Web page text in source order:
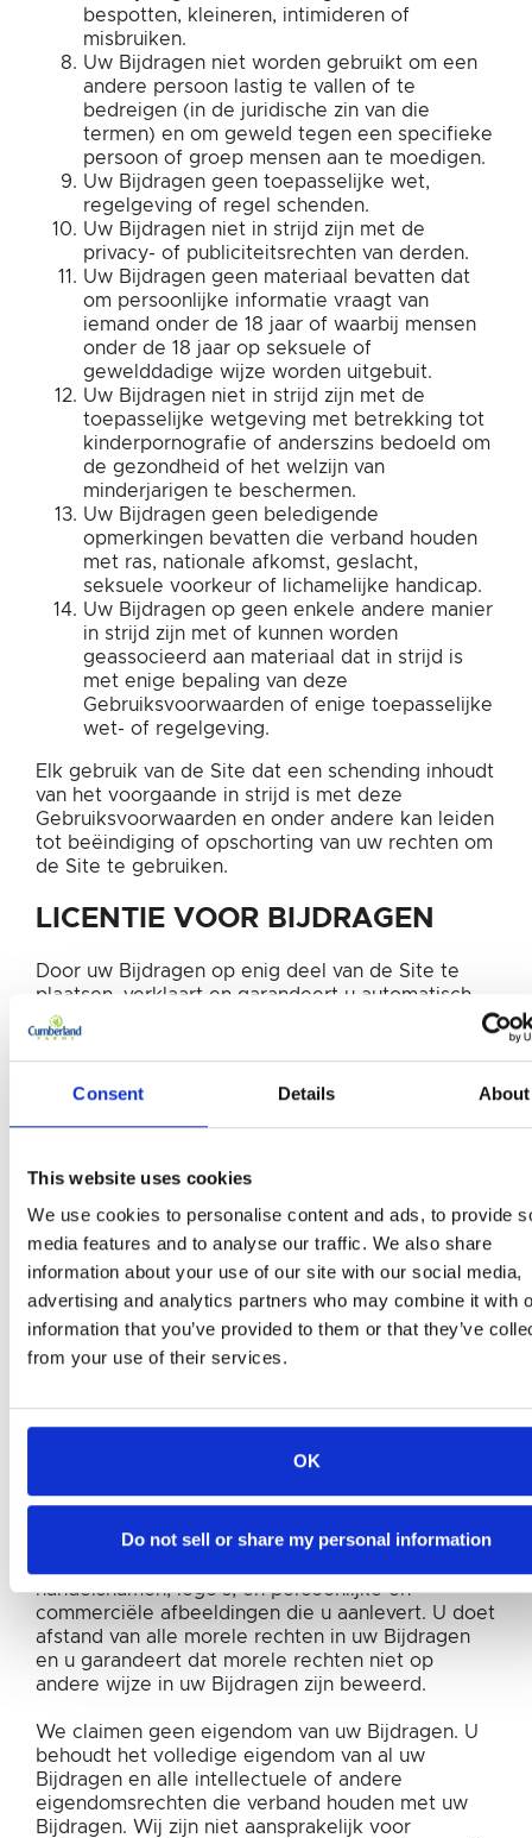
Consent Details About
This website uses cookies
We use cookies to personalise content and ads, to provide
media features and to analyse our traffic. We also share
information about your use of our site with our social media,
advertising and analytics partners who may combine it with
information that you’ve provided to them or that they’ve
from your use of their services.
OK
Do not sell or share my personal information
bespotten, kleineren, intimideren of
misbruiken.
Uw Bijdragen niet worden gebruikt om een
andere persoon lastig te vallen of te
bedreigen (in de juridische zin van die
termen) en om geweld tegen een specifieke
persoon of groep mensen aan te moedigen.
Uw Bijdragen geen toepasselijke wet,
regelgeving of regel schenden.
Uw Bijdragen niet in strijd zijn met de
privacy- of publiciteitsrechten van derden.
Uw Bijdragen geen materiaal bevatten dat
om persoonlijke informatie vraagt van
iemand onder de 18 jaar of waarbij mensen
onder de 18 jaar op seksuele of
gewelddadige wijze worden uitgebuit.
Uw Bijdragen niet in strijd zijn met de
toepasselijke wetgeving met betrekking tot
kinderpornografie of anderszins bedoeld om
de gezondheid of het welzijn van
minderjarigen te beschermen.
Uw Bijdragen geen beledigende
opmerkingen bevatten die verband houden
met ras, nationale afkomst, geslacht,
seksuele voorkeur of lichamelijke handicap.
Uw Bijdragen op geen enkele andere manier
in strijd zijn met of kunnen worden
geassocieerd aan materiaal dat in strijd is
met enige bepaling van deze
Gebruiksvoorwaarden of enige toepasselijke
wet- of regelgeving.
Elk gebruik van de Site dat een schending inhoudt
van het voorgaande in strijd is met deze
Gebruiksvoorwaarden en onder andere kan leiden
tot beëindiging of opschorting van uw rechten om
de Site te gebruiken.
LICENTIE VOOR BIJDRAGEN
Door uw Bijdragen op enig deel van de Site te
plaatsen, verklaart en garandeert u automatisch
dat u het recht heeft om ons een onbeperkt,
onherroepelijk, eeuwigdurend, niet-exclusief,
overdraagbaar, royaltyvrij, volledig betaald,
wereldwijd recht en licentie te verlenen voor het
opslaan, cachen, publiekelijk uitvoeren, openbaar
weergeven, opnieuw formatteren, vertalen,
verzenden en verspreiden (geheel of gedeeltelijk)
van deze Bijdragen (inclusief, maar niet beperkt
tot uw afbeelding en stem) voor welk doel dan
ook, commercieel, reclame of anderszins, en om
afgeleide werken van dergelijke Bijdragen voor te
bereiden of op te nemen in andere werken en
in alle mediaformaten en via alle mediakanalen.
Deze licentie is van toepassing op elke vorm,
media of technologie die nu bekend is of hierna
naam, bedrijfsnaam en franchisenaam, indien van
handelsnamen, logo's, en persoonlijke en
commerciële afbeeldingen die u aanlevert. U doet
afstand van alle morele rechten in uw Bijdragen
en u garandeert dat morele rechten niet op
andere wijze in uw Bijdragen zijn beweerd.
We claimen geen eigendom van uw Bijdragen. U
behoudt het volledige eigendom van al uw
Bijdragen en alle intellectuele of andere
eigendomsrechten die verband houden met uw
Bijdragen. Wij zijn niet aansprakelijk voor